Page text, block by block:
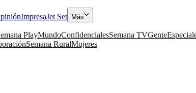
ImpresaJet Set Más
PlayMundoConfidencialesSemana TVGente
Semana RuralMujeres